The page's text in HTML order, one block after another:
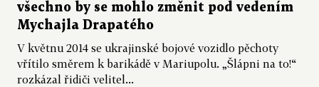
všechno by se mohlo změnit pod vedením
Mychajla Drapatého
V květnu 2014 se ukrajinské bojové vozidlo pěchoty
vřítilo směrem k barikádě v Mariupolu. „Šlápni na to!“
rozkázal řidiči velitel...